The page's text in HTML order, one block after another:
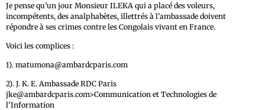
Je pense qu’un jour Monsieur ILEKA qui a placé des voleurs,
incompétents, des analphabètes, illettrés à l’ambassade doivent
répondre à ses crimes contre les Congolais vivant en France.
Voici les complices :
1). matumona@ambardcparis.com
2). J. K. E. Ambassade RDC Paris
jke@ambardcparis.com>Communication et Technologies de
l'Information